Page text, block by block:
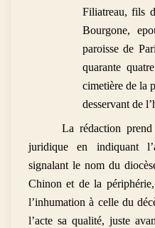
Filiatreau, fils
Bourgone,
paroisse de
quarante
cimetière de la
desservant de
La rédaction
juridique en indiquant
signalant le nom du
Chinon et de la
l’inhumation à celle du
l’acte sa qualité, juste